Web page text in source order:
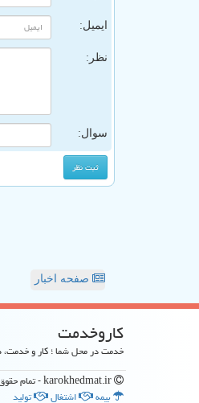
ایمیل:
نظر:
سوال:
صفحه اخبار
كاروخدمت
خدمت در محل شما ؛ کار و
بیمه
اشتغال تولید